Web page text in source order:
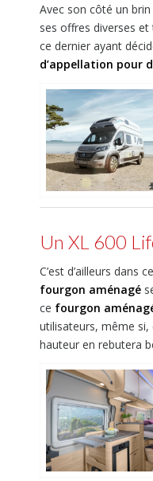
Avec son côté un
ses offres diverses
ce dernier ayant
d’appellation pour
Un XL 600
C’est d’ailleurs dans
fourgon aménagé
ce fourgon
utilisateurs, même si,
hauteur en rebutera